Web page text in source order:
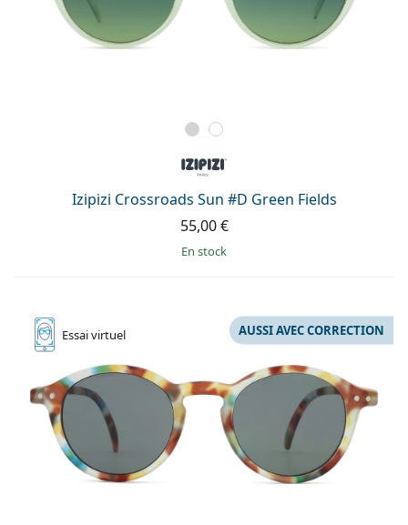
Izipizi Crossroads Sun #D Green Fields
55,00 €
en stock
Essaivirtuel AUSSI AVEC CORRECTION